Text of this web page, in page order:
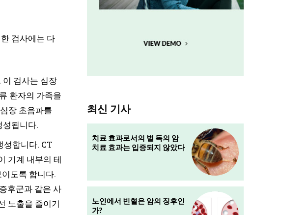
검사에는 다
검사는 심장
환자의 가족을
장 초음파를
성됩니다.
성합니다. CT
기계 내부의 테
도록 합니다.
후군과 같은 사
노출을 줄이기
최신 기사
치료 효과로서의 벌 독의 암
치료 효과는 입증되지 않았다
노인에서 빈혈은 암의 징후인
가?